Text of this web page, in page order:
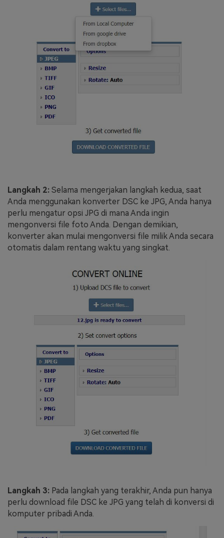
Langkah 2: Selama mengerjakan langkah kedua, saat
Anda menggunakan konverter DSC ke JPG, Anda hanya
perlu mengatur opsi JPG di mana Anda ingin
mengonversi file foto Anda. Dengan demikian,
konverter akan mulai mengonversi file milik Anda secara
otomatis dalam rentang waktu yang singkat.
Langkah 3: Pada langkah yang terakhir, Anda pun hanya
perlu download file DSC ke JPG yang telah di konversi di
komputer pribadi Anda.